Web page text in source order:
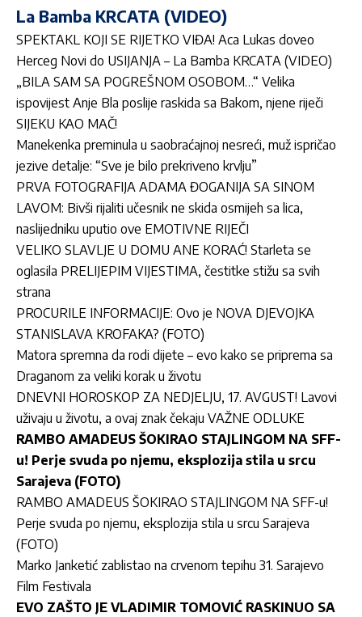
La Bamba KRCATA (VIDEO)
SPEKTAKL KOJI SE RIJETKO VIĐA! Aca Lukas doveo
Herceg Novi do USIJANJA – La Bamba KRCATA (VIDEO)
„BILA SAM SA POGREŠNOM OSOBOM…“ Velika
ispovijest Anje Bla poslije raskida sa Bakom, njene riječi
SIJEKU KAO MAČ!
Manekenka preminula u saobraćajnoj nesreći, muž ispričao
jezive detalje: “Sve je bilo prekriveno krvlju”
PRVA FOTOGRAFIJA ADAMA ĐOGANIJA SA SINOM
LAVOM: Bivši rijaliti učesnik ne skida osmijeh sa lica,
naslijedniku uputio ove EMOTIVNE RIJEČI
VELIKO SLAVLJE U DOMU ANE KORAĆ! Starleta se
oglasila PRELIJEPIM VIJESTIMA, čestitke stižu sa svih
strana
PROCURILE INFORMACIJE: Ovo je NOVA DJEVOJKA
STANISLAVA KROFAKA? (FOTO)
Matora spremna da rodi dijete – evo kako se priprema sa
Draganom za veliki korak u životu
DNEVNI HOROSKOP ZA NEDJELJU, 17. AVGUST! Lavovi
uživaju u životu, a ovaj znak čekaju VAŽNE ODLUKE
RAMBO AMADEUS ŠOKIRAO STAJLINGOM NA SFF-
u! Perje svuda po njemu, eksplozija stila u srcu
Sarajeva (FOTO)
RAMBO AMADEUS ŠOKIRAO STAJLINGOM NA SFF-u!
Perje svuda po njemu, eksplozija stila u srcu Sarajeva
(FOTO)
Marko Janketić zablistao na crvenom tepihu 31. Sarajevo
Film Festivala
EVO ZAŠTO JE VLADIMIR TOMOVIĆ RASKINUO SA